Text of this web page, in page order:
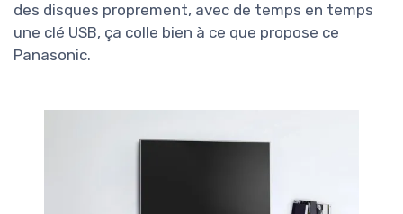
des disques proprement, avec de temps en temps
une clé USB, ça colle bien à ce que propose ce
Panasonic.